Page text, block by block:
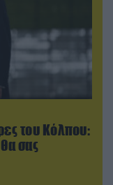
του Κόλπου:
σας